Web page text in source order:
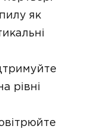
як
рівні